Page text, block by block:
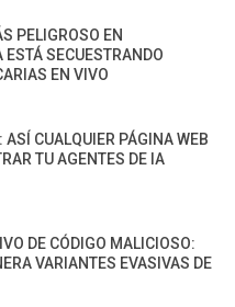
PELIGROSO EN
ESTÁ SECUESTRANDO
EN VIVO
ASÍ CUALQUIER PÁGINA WEB
TU AGENTES DE IA
DE CÓDIGO MALICIOSO:
VARIANTES EVASIVAS DE